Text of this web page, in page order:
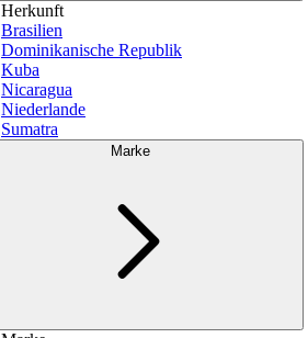
Herkunft
Brasilien
Dominikanische Republik
Kuba
Nicaragua
Niederlande
Sumatra
Marke